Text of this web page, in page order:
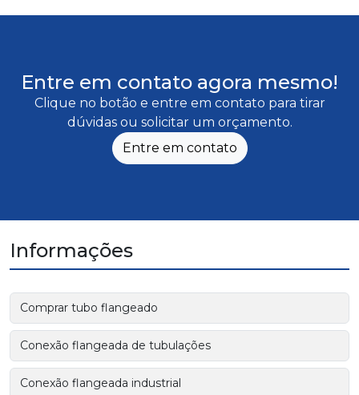
Entre em contato agora mesmo!
Clique no botão e entre em contato para tirar
dúvidas ou solicitar um orçamento.
Entre em contato
Informações
Comprar tubo flangeado
Conexão flangeada de tubulações
Conexão flangeada industrial